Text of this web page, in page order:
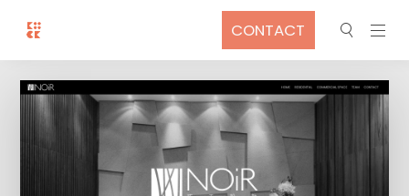
CONTACT